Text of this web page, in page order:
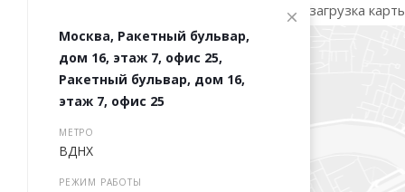
Москва, Ракетный бульвар,
дом 16, этаж 7, офис 25,
Ракетный бульвар, дом 16,
этаж 7, офис 25
МЕТРО
ВДНХ
РЕЖИМ РАБОТЫ
загрузка